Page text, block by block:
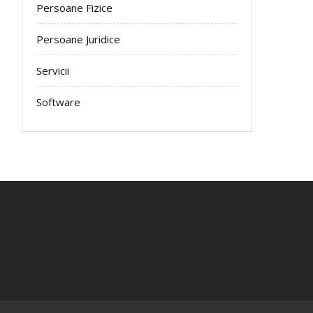
Persoane Fizice
Persoane Juridice
Servicii
Software